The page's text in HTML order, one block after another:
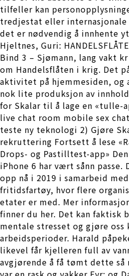
tilfeller kan
tredjestat eller internasjonale
det er nødvendig å innhente
Hjeltnes, Guri:
Bind 3 – Sjømann, lang vakt
om Handelsflåten i krig. Det
aktivitet på hjemmesiden, og
nok lite produksjon av
for Skalar til å lage en «tulle-
live chat room mobile sex
teste ny teknologi 2) Gjøre
rekruttering Fortsett å lese
Drops- og Pastilltest-app»
iPhone 6 har vært sånn
opp nå i 2019 i samarbeid
fritidsfartøy, hvor flere
etater er med. Mer
finner du her. Det kan faktisk
mentale stresset og gjøre oss
arbeidsperioder. Harald
likevel får kjelleren full av
avgjørende å få tømt dette så